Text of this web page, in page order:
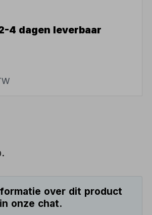
4 dagen leverbaar
over dit product
onze chat.